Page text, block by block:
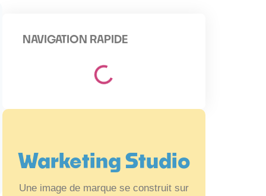
NAVIGATION RAPIDE
Warketing Studio
Une image de marque se construit sur